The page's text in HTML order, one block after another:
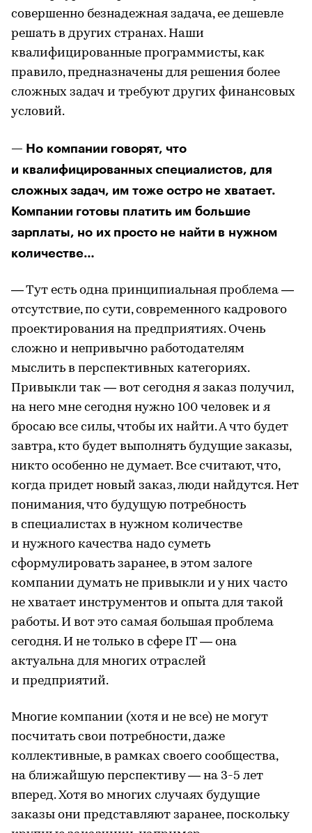
совершенно безнадежная задача, ее дешевле
решать в других странах. Наши
квалифицированные программисты, как
правило, предназначены для решения более
сложных задач и требуют других финансовых
условий.
— Но компании говорят, что
и квалифицированных специалистов, для
сложных задач, им тоже остро не хватает.
Компании готовы платить им большие
зарплаты, но их просто не найти в нужном
количестве…
— Тут есть одна принципиальная проблема —
отсутствие, по сути, современного кадрового
проектирования на предприятиях. Очень
сложно и непривычно работодателям
мыслить в перспективных категориях.
Привыкли так — вот сегодня я заказ получил,
на него мне сегодня нужно 100 человек и я
бросаю все силы, чтобы их найти. А что будет
завтра, кто будет выполнять будущие заказы,
никто особенно не думает. Все считают, что,
когда придет новый заказ, люди найдутся. Нет
понимания, что будущую потребность
в специалистах в нужном количестве
и нужного качества надо суметь
сформулировать заранее, в этом залоге
компании думать не привыкли и у них часто
не хватает инструментов и опыта для такой
работы. И вот это самая большая проблема
сегодня. И не только в сфере IT — она
актуальна для многих отраслей
и предприятий.
Многие компании (хотя и не все) не могут
посчитать свои потребности, даже
коллективные, в рамках своего сообщества,
на ближайшую перспективу — на 3-5 лет
вперед. Хотя во многих случаях будущие
заказы они представляют заранее, поскольку